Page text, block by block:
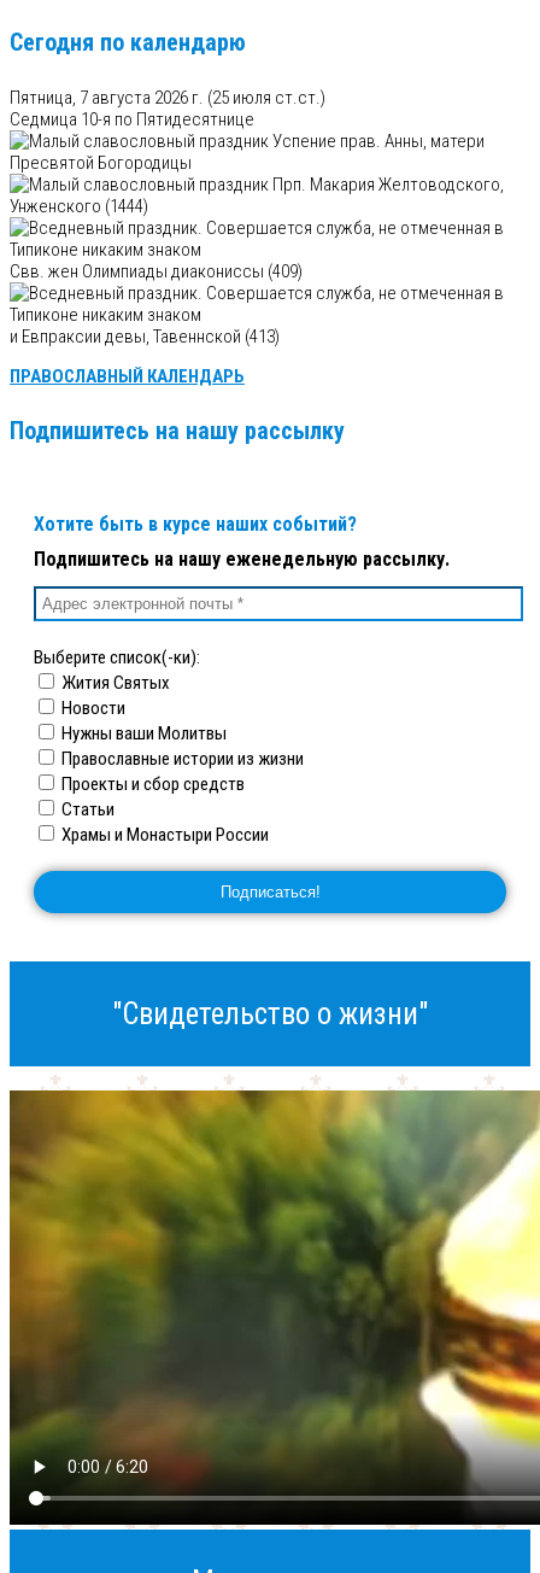
Сегодня по календарю
Пятница, 7 августа 2026 г. (25 июля ст.ст.)
Седмица 10-я по Пятидесятнице
Успение прав. Анны, матери
Пресвятой Богородицы
Прп. Макария Желтоводского,
Унженского (1444)
Свв. жен Олимпиады диакониссы (409)
и Евпраксии девы, Тавеннской (413)
ПРАВОСЛАВНЫЙ КАЛЕНДАРЬ
Подпишитесь на нашу рассылку
Хотите быть в курсе наших событий?
Подпишитесь на нашу еженедельную рассылку.
Выберите список(-ки):
Жития Святых
Новости
Нужны ваши Молитвы
Православные истории из жизни
Проекты и сбор средств
Статьи
Храмы и Монастыри России
"Свидетельство о жизни"